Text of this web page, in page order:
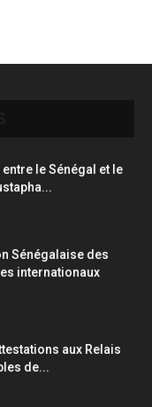
le Sénégal et le
Sénégalaise des
internationaux
aux Relais
de...